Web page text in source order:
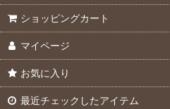
ショッピングカート
マイページ
お気に入り
最近チェックしたアイテム